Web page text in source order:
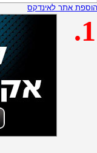
הוספת אתר לאינדקס
.1